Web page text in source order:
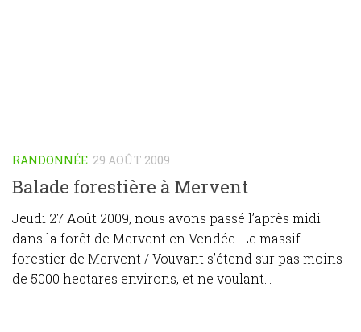
RANDONNÉE 29 AOÛT 2009
Balade forestière à Mervent
Jeudi 27 Août 2009, nous avons passé l’après midi
dans la forêt de Mervent en Vendée. Le massif
forestier de Mervent / Vouvant s’étend sur pas moins
de 5000 hectares environs, et ne voulant...